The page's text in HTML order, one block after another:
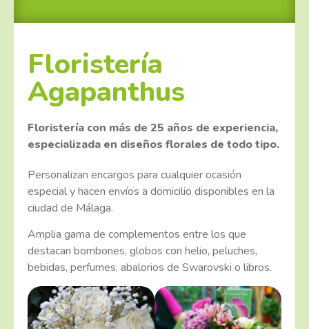
Floristería
Agapanthus
Floristería con más de 25 años de experiencia,
especializada en diseños florales de todo tipo.
Personalizan encargos para cualquier ocasión
especial y hacen envíos a domicilio disponibles en la
ciudad de Málaga.
Amplia gama de complementos entre los que
destacan bombones, globos con helio, peluches,
bebidas, perfumes, abalorios de Swarovski o libros.